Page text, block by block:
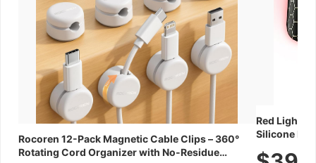
Rocoren 12-Pack Magnetic Cable Clips – 360°
Rotating Cord Organizer with No-Residue
Red Light
Silicone